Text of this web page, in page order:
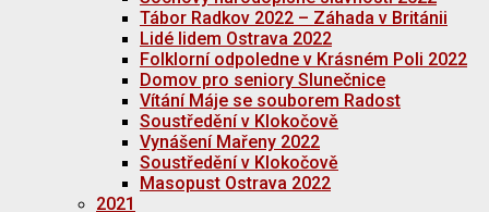
Tábor Radkov 2022 – Záhada v Británii
Lidé lidem Ostrava 2022
Folklorní odpoledne v Krásném Poli 2022
Domov pro seniory Slunečnice
Vítání Máje se souborem Radost
Soustředění v Klokočově
Vynášení Mařeny 2022
Soustředění v Klokočově
Masopust Ostrava 2022
2021